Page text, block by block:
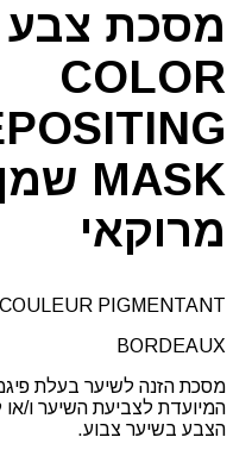
מסכת צבע
COLOR
MASK שמן
מרוקאי
PIGMENTANT
BORDEAUX
מסכת הזנה לשיער בעלת
המיועדת לצביעת השיער ו/או
הצבע בשיער צבוע.